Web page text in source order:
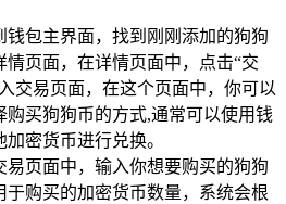
钱包主界面，找到刚刚添加的狗狗
情页面，在详情页面中，点击“交
交易页面，在这个页面中，你可以
购买狗狗币的方式,通常可以使用钱
密货币进行兑换。
易页面中，输入你想要购买的狗狗
于购买的加密货币数量，系统会根